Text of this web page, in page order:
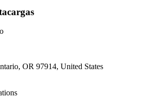
OR 97914, United States